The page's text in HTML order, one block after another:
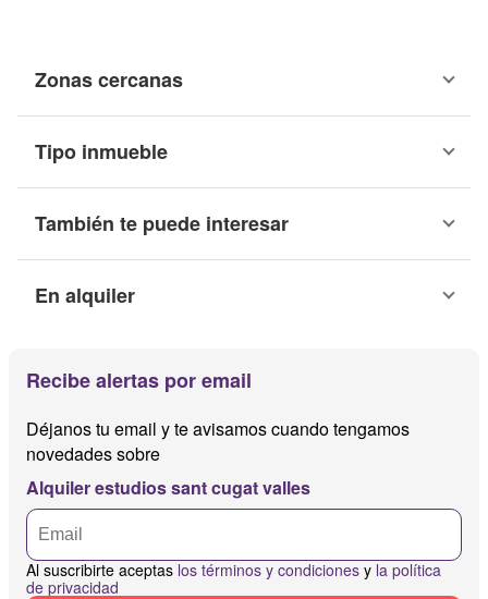
Zonas cercanas
Tipo inmueble
También te puede interesar
En alquiler
Recibe alertas por email
Déjanos tu email y te avisamos cuando tengamos
novedades sobre
Alquiler estudios sant cugat valles
Al suscribirte aceptas los términos y condiciones y la política
de privacidad